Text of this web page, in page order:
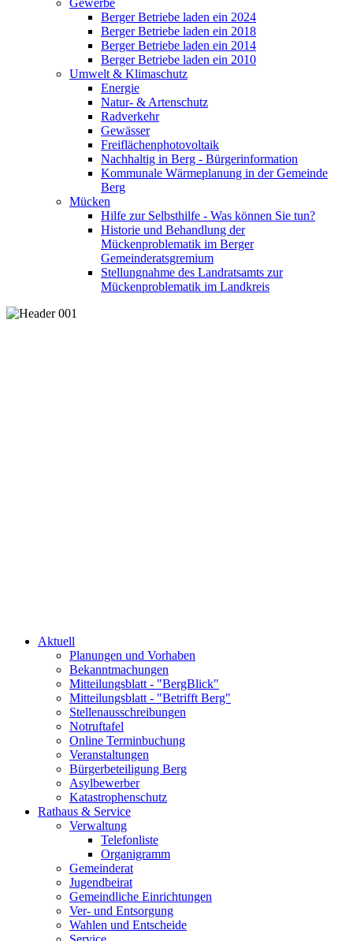
Gewerbe
Berger Betriebe laden ein 2024
Berger Betriebe laden ein 2018
Berger Betriebe laden ein 2014
Berger Betriebe laden ein 2010
Umwelt & Klimaschutz
Energie
Natur- & Artenschutz
Radverkehr
Gewässer
Freiflächenphotovoltaik
Nachhaltig in Berg - Bürgerinformation
Kommunale Wärmeplanung in der Gemeinde
Berg
Mücken
Hilfe zur Selbsthilfe - Was können Sie tun?
Historie und Behandlung der
Mückenproblematik im Berger
Gemeinderatsgremium
Stellungnahme des Landratsamts zur
Mückenproblematik im Landkreis
Aktuell
Planungen und Vorhaben
Bekanntmachungen
Mitteilungsblatt - "BergBlick"
Mitteilungsblatt - "Betrifft Berg"
Stellenausschreibungen
Notruftafel
Online Terminbuchung
Veranstaltungen
Bürgerbeteiligung Berg
Asylbewerber
Katastrophenschutz
Rathaus & Service
Verwaltung
Telefonliste
Organigramm
Gemeinderat
Jugendbeirat
Gemeindliche Einrichtungen
Ver- und Entsorgung
Wahlen und Entscheide